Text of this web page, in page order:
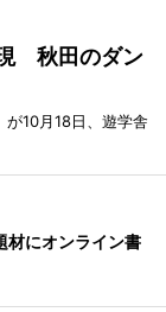
現 秋田のダン
10月18日、遊学舎
材にオンライン書